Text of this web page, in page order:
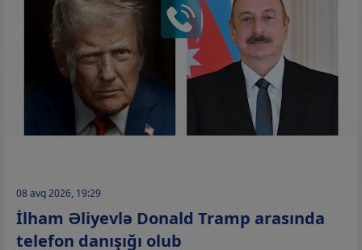
08 avq 2026, 19:29
İlham Əliyevlə Donald Tramp arasında
telefon danışığı olub